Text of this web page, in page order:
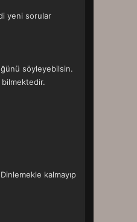
yeni sorular
söyleyebilsin.
bilmektedir.
kalmayıp